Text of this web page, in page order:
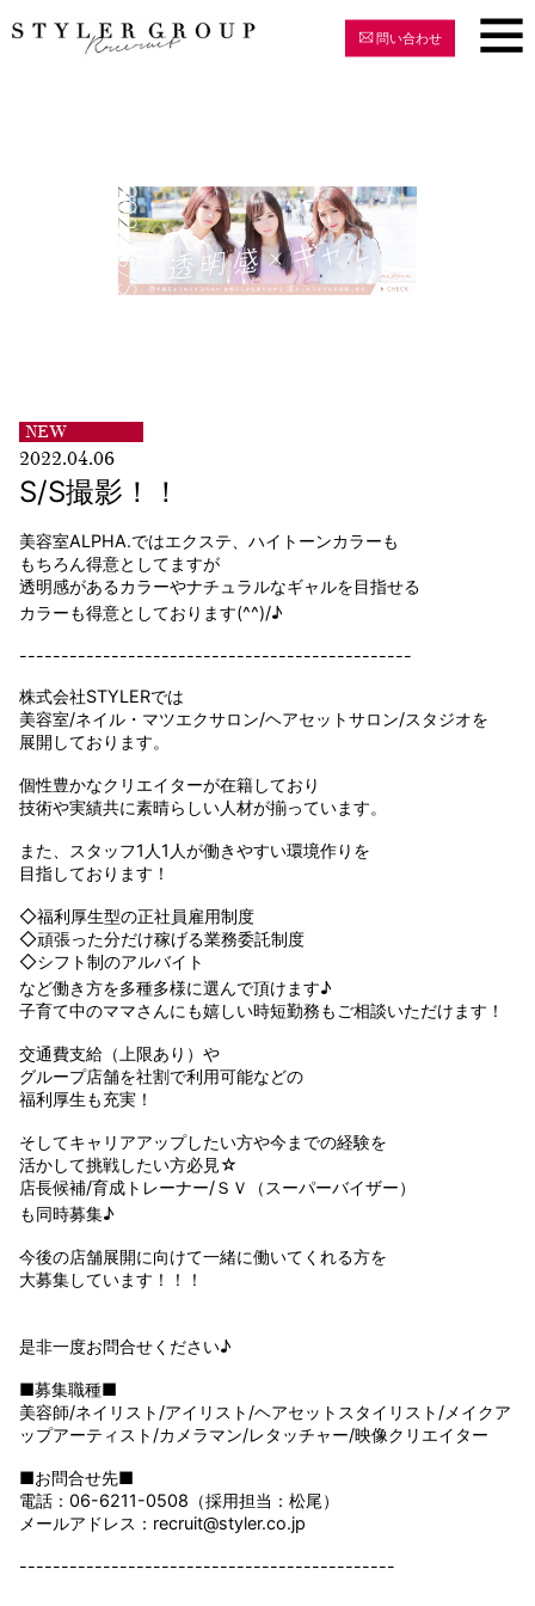
問い合わせ
NEW
2022.04.06
S/S撮影！！
美容室ALPHA.ではエクステ、ハイトーンカラーも
もちろん得意としてますが
透明感があるカラーやナチュラルなギャルを目指せる
カラーも得意としております(^^)/♪
-----------------------------------------------
株式会社STYLERでは
美容室/ネイル・マツエクサロン/ヘアセットサロン/スタジオを
展開しております。
個性豊かなクリエイターが在籍しており
技術や実績共に素晴らしい人材が揃っています。
また、スタッフ1人1人が働きやすい環境作りを
目指しております！
◇福利厚生型の正社員雇用制度
◇頑張った分だけ稼げる業務委託制度
◇シフト制のアルバイト
など働き方を多種多様に選んで頂けます♪
子育て中のママさんにも嬉しい時短勤務もご相談いただけます！
交通費支給（上限あり）や
グループ店舗を社割で利用可能などの
福利厚生も充実！
そしてキャリアアップしたい方や今までの経験を
活かして挑戦したい方必見☆
店長候補/育成トレーナー/ＳＶ（スーパーバイザー）
も同時募集♪
今後の店舗展開に向けて一緒に働いてくれる方を
大募集しています！！！
是非一度お問合せください♪
■募集職種■
美容師/ネイリスト/アイリスト/ヘアセットスタイリスト/メイクア
ップアーティスト/カメラマン/レタッチャー/映像クリエイター
■お問合せ先■
電話：06-6211-0508（採用担当：松尾）
メールアドレス：recruit@styler.co.jp
---------------------------------------------